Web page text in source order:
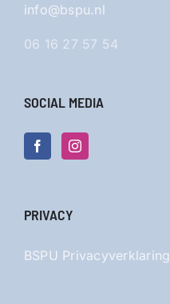
info@bspu.nl
06 16 27 57 54
SOCIAL MEDIA
PRIVACY
BSPU Privacyverklaring